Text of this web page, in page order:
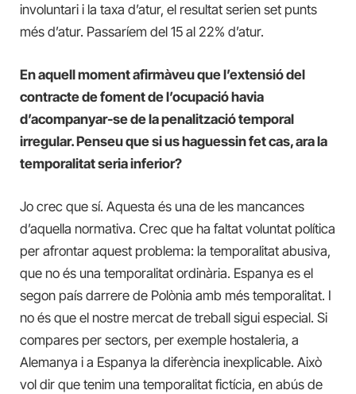
involuntari i la taxa d’atur, el resultat serien set punts
més d’atur. Passaríem del 15 al 22% d’atur.
En aquell moment afirmàveu que l’extensió del
contracte de foment de l’ocupació havia
d’acompanyar-se de la penalització temporal
irregular. Penseu que si us haguessin fet cas, ara la
temporalitat seria inferior?
Jo crec que sí. Aquesta és una de les mancances
d’aquella normativa. Crec que ha faltat voluntat política
per afrontar aquest problema: la temporalitat abusiva,
que no és una temporalitat ordinària. Espanya es el
segon país darrere de Polònia amb més temporalitat. I
no és que el nostre mercat de treball sigui especial. Si
compares per sectors, per exemple hostaleria, a
Alemanya i a Espanya la diferència inexplicable. Això
vol dir que tenim una temporalitat fictícia, en abús de